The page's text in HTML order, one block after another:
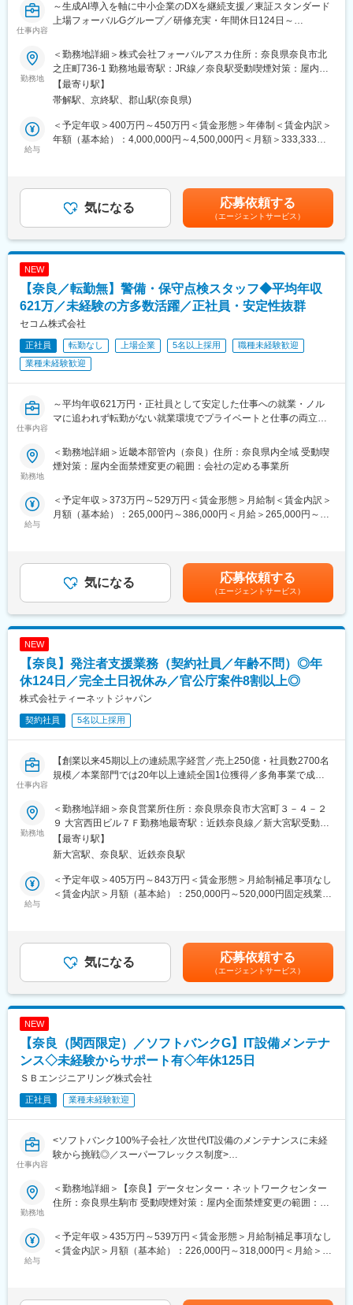
きます。
知識を身に着け奈良県下の中小企業を一緒に盛り上げていきまし
変更の範囲：フォーバルグループでの全業務への配置転換の可能
性あり
仕事内容
～生成AI導入を軸に中小企業のDXを継続支援／東証スタンダード
上場フォーバルGグループ／研修充実・年間休日124日～
奈良県内の中小企業におけるデジタル化、DX化の伴走支援をお任
せいたします。経営者との対話を通じて経営や事業の可視化を行
い、AIツールの導入提案から運用支援まで一貫してサポートしま
す。
※入社後はIT商材の販売やアイコンサービスの提供を行う株式会社
フォーバルアスカへ在籍出向していただきます。1～2年後を目安
に、将来的にはフォーバルアスカ社への転籍出向を想定しており
国の方針としてデジタル化を推進していますが、中小企業ではIT
系の人材が不足し、何から手を付ければいいかわからずDX化に後
■業務詳細：
・ChatGPTやCopilotなどの導入支援
・業務改善提案
・社員向け研修等
DX・ITに関する知識、営業ノウハウなどが学べる環境となってお
ります。その後はOJT研修を通して先輩と一緒にお客様の元を訪
きます。
知識を身に着け奈良県下の中小企業を一緒に盛り上げていきまし
ょう。
変更の範囲：フォーバルグループでの全業務への配置転換の可能
性あり
勤務地
＜勤務地詳細＞株式会社フォーバルアスカ住所：奈良県奈良市北
之庄町736-1 勤務地最寄駅：JR線／奈良駅受動喫煙対策：屋内全
面禁煙変更の範囲：会社の定める事業所
【最寄り駅】
帯解駅、京終駅、郡山駅(奈良県)
給与
＜予定年収＞400万円～450万円＜賃金形態＞年俸制＜賃金内訳＞
年額（基本給）：4,000,000円～4,500,000円＜月額＞333,333円
り、選考を通じて上下する可能性があります。月給(月額)は固定手
当を含めた表記です。
気になる 応募依頼する
（エージェントサービス）
NEW
【奈良／転勤無】警備・保守点検スタッフ◆平均年収
621万／未経験の方多数活躍／正社員・安定性抜群
セコム株式会社
正社員 転勤なし 上場企業 5名以上採用
職種未経験歓迎
業種未経験歓迎
仕事内容
～平均年収621万円・正社員として安定した仕事への就業・ノル
マに追われず転勤がない就業環境でプライベートと仕事の両立が
■業務概要
ご契約先に設置された防犯センサーが異常を検知した際や、火災
信号、救急信号を受信した際に、コントロールセンターの指示で
被害の拡大防止や未然の防止が目的のため危険を冒すことはござ
いません。
■業務詳細
・駆け付け対処：個人宅やATM、交通事故現場へ駆けつけての一
・保守点検：センサーや電池の交換。
・その他：緊急対処、巡回、警備強化の提案等
■セコムで働く魅力
★評価制度※平均年収621万
資格級や年齢により毎年昇給のチャンスがあります。自身の頑張
★プライベートと両立
年間を通して自由な時期に取得できる柔軟な休暇制度「フレック
イフスタイルに合わせた幅広い働き方と長期就業が可能です。
★キャリアステップ
入社後は「警備職、営業職、事務職」などでそれぞれのキャリア
を歩むことが可能です。
https://www.secom.co.jp/recruit/01/style/interview01.html
か月で基礎研修、1年半で中堅研修、3～5年で管理職研修等手厚
く研修をご用意しています。
・入社後研修詳細
期間：4泊5日
や技能を学び、セキュリティのプロフェッショナルとしての基本
を身に付けられます。
■働き方
勤務例：
週平均労働時間39時間と働きやすい環境です。
※原則夜勤は連続2日まで
変更の範囲：会社の定める業務
勤務地
＜勤務地詳細＞近畿本部管内（奈良）住所：奈良県内全域 受動喫
煙対策：屋内全面禁煙変更の範囲：会社の定める事業所
給与
＜予定年収＞373万円～529万円＜賃金形態＞月給制＜賃金内訳＞
月額（基本給）：265,000円～386,000円＜月給＞265,000円～
気になる 応募依頼する
（エージェントサービス）
NEW
【奈良】発注者支援業務（契約社員／年齢不問）◎年
休124日／完全土日祝休み／官公庁案件8割以上◎
株式会社ティーネットジャパン
契約社員 5名以上採用
仕事内容
【創業以来45期以上の連続黒字経営／売上250億・社員数2700名
規模／本業部門では20年以上連続全国1位獲得／多角事業で成長
■仕事内容：
（1）発注者支援業務／施工管理（工事監督、行政事務補助、公物
管理、積算等）：
国土交通省や地方自治体等の官公庁が発注する公共事業で、発注
者が行う業務を代行する補助業務です。具体的な仕事内容として
は以下の通りです。
◎積算技術：工事費算出の根拠資料の作成等
構、各種団体、大手ゼネコン など（担当できる案件スケールが
大きく、やりがいがあります！）
瀬戸大橋（本州四国連絡橋）、四国 国道改築工事、南三陸町護岸
■在籍人数：
女性技術者活躍中！
社時間や休日も公務員に準拠！発注者支援業務は職場が官公庁の
公務員と同じ！
◎官公庁は「働き方改革」を推進する立場にあるので、残業は少
勤務地
＜勤務地詳細＞奈良営業所住所：奈良県奈良市大宮町３－４－２
９ 大宮西田ビル７Ｆ勤務地最寄駅：近鉄奈良線／新大宮駅受動喫
煙対策：敷地内全面禁煙変更の範囲：会社の定める事業所
【最寄り駅】
新大宮駅、奈良駅、近鉄奈良駅
給与
＜予定年収＞405万円～843万円＜賃金形態＞月給制補足事項なし
＜賃金内訳＞月額（基本給）：250,000円～520,000円固定残業手
給与補足＞■昇給：年1回（4月）■賞与：なし（正社員移行した場
合には支給対象）■モデル年収：540万円／35歳・経験10年…月額
35万円＋残業手当・一律手当600万円／40歳・経験15年…月額37
万円＋残業手当・一律手当賃金はあくまでも目安の金額であり、
選考を通じて上下する可能性があります。月給(月額)は固定手当を
気になる 応募依頼する
（エージェントサービス）
NEW
【奈良（関西限定）／ソフトバンクG】IT設備メンテナ
ンス◇未経験からサポート有◇年休125日
ＳＢエンジニアリング株式会社
正社員 業種未経験歓迎
仕事内容
<ソフトバンク100%子会社／次世代IT設備のメンテナンスに未経
験から挑戦◎／スーパーフレックス制度>
通信サービスやITサービスを支える施設において、電気・空調設
備、通信機器が安全・安定して稼働し続けるよう、設備の点検や
＼お仕事の内容／
◎通信機器やIT機器／電気設備や空調機器の設置工事の立ち会
勤務地
＜勤務地詳細＞【奈良】データセンター・ネットワークセンター
住所：奈良県生駒市 受動喫煙対策：屋内全面禁煙変更の範囲：会
給与
＜予定年収＞435万円～539万円＜賃金形態＞月給制補足事項なし
＜賃金内訳＞月額（基本給）：226,000円～318,000円＜月給＞